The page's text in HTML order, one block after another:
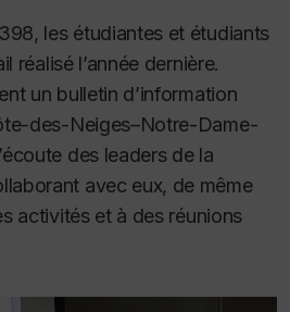
les étudiantes et étudiants
réalisé l’année dernière.
un bulletin d’information
des-Neiges–Notre-Dame-
des leaders de la
avec eux, de même
activités et à des réunions